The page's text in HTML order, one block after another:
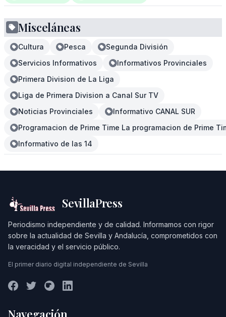
Misceláneas
Cultura Pesca
Segunda División
Servicios Informativos
Informativos Provinciales
Primera Division de La Liga
Liga de Primera Division a Canal Sur TV
Noticias Provinciales
Informativo CANAL SUR
Programacion de Prime Time La programacion de Prime
Informativo de las 14
SevillaPress
Periodismo independiente y de calidad. Informamos con rigor
sobre la actualidad de Sevilla y Andalucía, comprometidos con
la veracidad y el servicio público.
El primer diario digital independiente de Sevilla
Navegación